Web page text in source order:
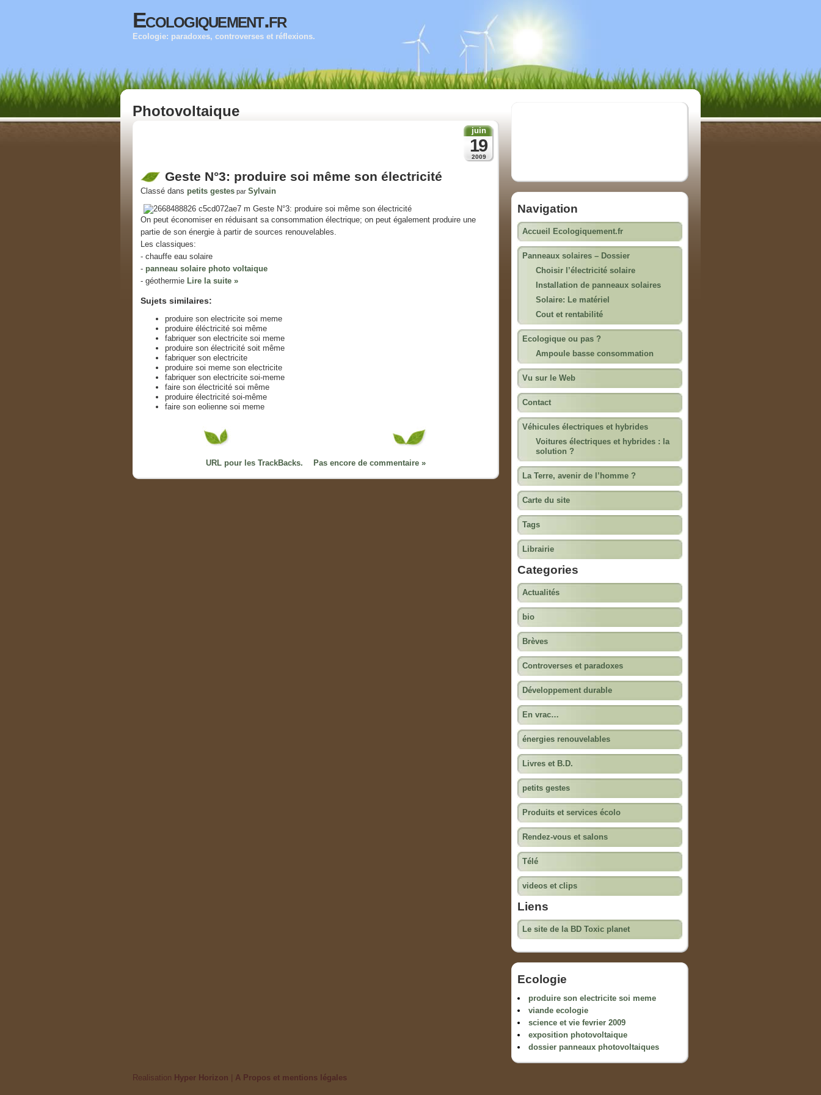
Ecologiquement.fr
Ecologie: paradoxes, controverses et réflexions.
Photovoltaique
Geste N°3: produire soi même son électricité
Classé dans petits gestes par Sylvain
juin
19
2009
On peut économiser en réduisant sa consommation électrique; on peut également produire une
partie de son énergie à partir de sources renouvelables.
Les classiques:
- chauffe eau solaire
- panneau solaire photo voltaique
- géothermie Lire la suite »
Sujets similaires:
produire son electricite soi meme
produire éléctricité soi même
fabriquer son electricite soi meme
produire son électricité soit même
fabriquer son electricite
produire soi meme son electricite
fabriquer son electricite soi-meme
faire son électricité soi même
produire électricité soi-même
faire son eolienne soi meme
URL pour les TrackBacks. Pas encore de commentaire »
Navigation
Accueil Ecologiquement.fr
Panneaux solaires – Dossier
Choisir l’électricité solaire
Installation de panneaux solaires
Solaire: Le matériel
Cout et rentabilité
Ecologique ou pas ?
Ampoule basse consommation
Vu sur le Web
Contact
Véhicules électriques et hybrides
Voitures électriques et hybrides : la
solution ?
La Terre, avenir de l’homme ?
Carte du site
Tags
Librairie
Categories
Actualités
bio
Brèves
Controverses et paradoxes
Développement durable
En vrac…
énergies renouvelables
Livres et B.D.
petits gestes
Produits et services écolo
Rendez-vous et salons
Télé
videos et clips
Liens
Le site de la BD Toxic planet
Ecologie
produire son electricite soi meme
viande ecologie
science et vie fevrier 2009
exposition photovoltaique
dossier panneaux photovoltaiques
Realisation Hyper Horizon | A Propos et mentions légales